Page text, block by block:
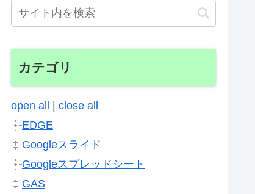
カテゴリ
open all
close all
EDGE
Googleスライド
Googleスプレッドシート
GAS